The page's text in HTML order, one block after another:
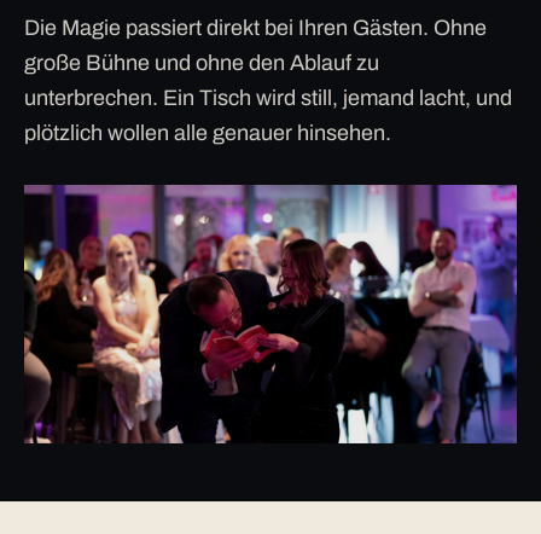
Die Magie passiert direkt bei Ihren Gästen. Ohne
große Bühne und ohne den Ablauf zu
unterbrechen. Ein Tisch wird still, jemand lacht, und
plötzlich wollen alle genauer hinsehen.